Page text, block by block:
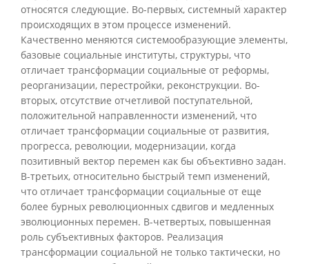
относятся следующие. Во-первых, системный характер
происходящих в этом процессе изменений.
Качественно меняются системообразующие элементы,
базовые социальные институты, структуры, что
отличает трансформации социальные от реформы,
реорганизации, перестройки, реконструкции. Во-
вторых, отсутствие отчетливой поступательной,
положительной направленности изменений, что
отличает трансформации социальные от развития,
прогресса, революции, модернизации, когда
позитивный вектор перемен как бы объективно задан.
В-третьих, относительно быстрый темп изменений,
что отличает трансформации социальные от еще
более бурных революционных сдвигов и медленных
эволюционных перемен. В-четвертых, повышенная
роль субъективных факторов. Реализация
трансформации социальной не только тактически, но